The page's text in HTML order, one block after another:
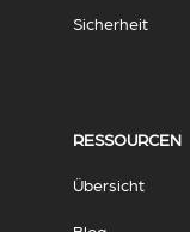
Sicherheit
RESSOURCEN
Übersicht